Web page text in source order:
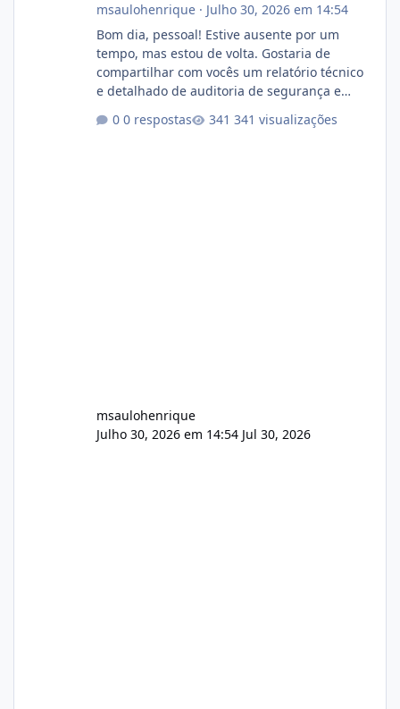
msaulohenrique· Julho 30, 2026 em 14:54
Bom dia, pessoal! Estive ausente por um
tempo, mas estou de volta. Gostaria de
compartilhar com vocês um relatório técnico
e detalhado de auditoria de segurança e
atualmente em circulação e comercialização
0 respostas 341 visualizações
msaulohenrique
Julho 30, 2026 em 14:54 Jul 30, 2026